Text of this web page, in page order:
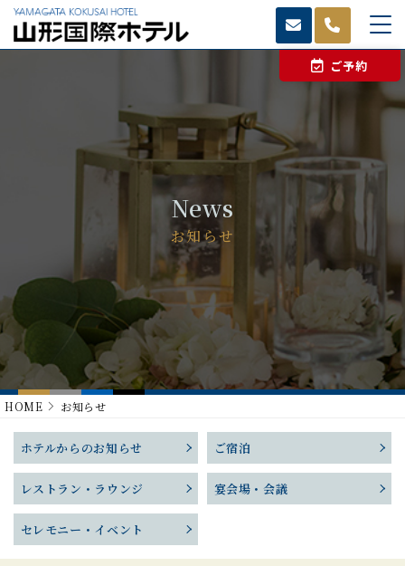
News
お知らせ
HOME お知らせ
ホテルからのお知らせ ご宿泊
レストラン・ラウンジ 宴会場・会議
セレモニー・イベント
ご予約